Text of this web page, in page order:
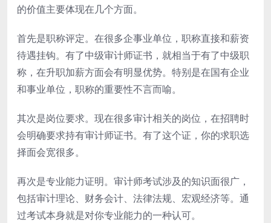
的价值主要体现在几个方面。
首先是职称评定。在很多企事业单位，职称直接和薪资
待遇挂钩。有了中级审计师证书，就相当于有了中级职
称，在升职加薪方面会有明显优势。特别是在国有企业
和事业单位，职称的重要性不言而喻。
其次是岗位要求。现在很多审计相关的岗位，在招聘时
会明确要求持有审计师证书。有了这个证，你的求职选
择面会宽很多。
再次是专业能力证明。审计师考试涉及的知识面很广，
包括审计理论、财务会计、法律法规、宏观经济等。通
过考试本身就是对你专业能力的一种认可。